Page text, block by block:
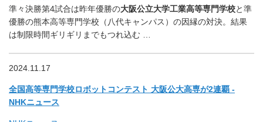
準々決勝第4試合は昨年優勝の大阪公立大学工業高等専門学校と準
優勝の熊本高等専門学校（八代キャンパス）の因縁の対決。 結果
は制限時間ギリギリまでもつれ込む …
2024.11.17
全国高等専門学校ロボットコンテスト 大阪公大高専が2連覇 -
NHKニュース